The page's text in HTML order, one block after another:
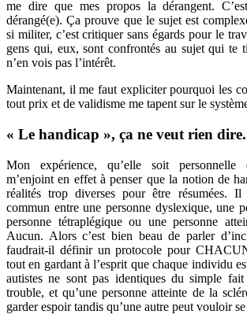
me dire que mes propos la dérangent.
dérangé(e). Ça prouve que le sujet est
si militer, c’est critiquer sans égards pour le
gens qui, eux, sont confrontés au sujet qui te
n’en vois pas l’intérêt.
Maintenant, il me faut expliciter pourquoi les
tout prix et de validisme me tapent sur le
« Le handicap », ça ne veut rien dire.
Mon expérience, qu’elle soit personnelle
m’enjoint en effet à penser que la notion de
réalités trop diverses pour être résumées.
commun entre une personne dyslexique, une
personne tétraplégique ou une personne
Aucun. Alors c’est bien beau de parler
faudrait-il définir un protocole pour
tout en gardant à l’esprit que chaque individu
autistes ne sont pas identiques du simple fait
trouble, et qu’une personne atteinte de la
garder espoir tandis qu’une autre peut vouloir